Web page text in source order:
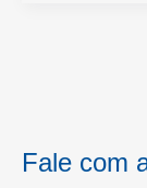
Fale com